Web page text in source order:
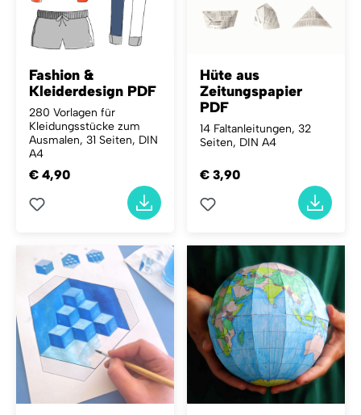
Fashion &
Kleiderdesign PDF
280 Vorlagen für
Kleidungsstücke zum
Ausmalen, 31 Seiten, DIN
A4
€ 4,90
Hüte aus
Zeitungspapier
PDF
14 Faltanleitungen, 32
Seiten, DIN A4
€ 3,90